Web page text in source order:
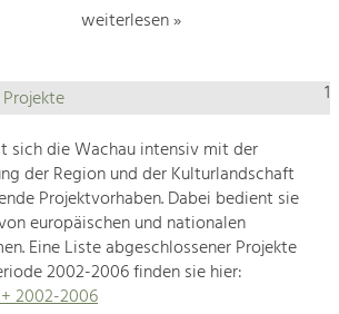
weiterlesen »
1
sich die Wachau intensiv mit der
der Region und der Kulturlandschaft
Projektvorhaben. Dabei bedient sie
europäischen und nationalen
Eine Liste abgeschlossener Projekte
2002-2006 finden sie hier:
2002-2006